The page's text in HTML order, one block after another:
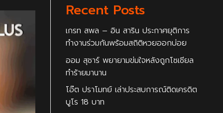
Recent Posts
เกรท สพล – อิน สาริน ประกาศยุติการ
ทำงานร่วมกันพร้อมสถิติหวยออกบ่อย
ออม สุชาร์ พยายามข่มใจหลังถูกโซเชียล
ทำร้ายมานาน
โอ๊ต ปราโมทย์ เล่าประสบการณ์ติดเครดิต
บูโร 18 บาท